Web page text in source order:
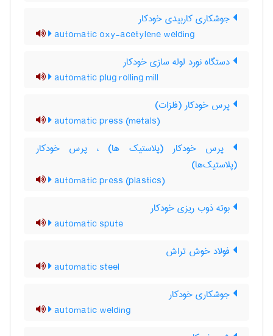
جوشکاری کاربیدی خودکار
automatic oxy-acetylene welding
دستگاه نورد لوله سازی خودکار
automatic plug rolling mill
پرس خودکار (فلزات)
automatic press (metals)
پرس خودکار (پلاستیک ها) ، پرس خودکار
(پلاستیک‌ها)
automatic press (plastics)
بوته ذوب ریزی خودکار
automatic spute
فولاد خوش تراش
automatic steel
جوشکاری خودکار
automatic welding